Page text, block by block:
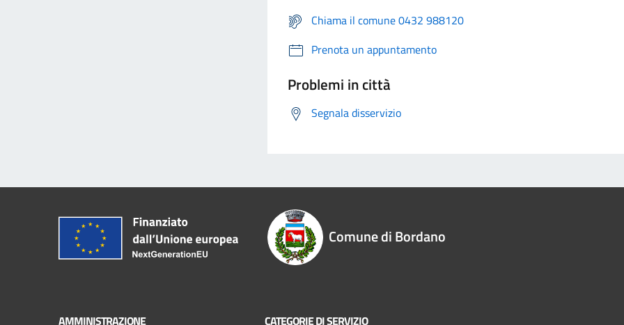
Chiama il comune 0432 988120
Prenota un appuntamento
Problemi in città
Segnala disservizio
Comune di Bordano
AMMINISTRAZIONE CATEGORIE DI SERVIZIO